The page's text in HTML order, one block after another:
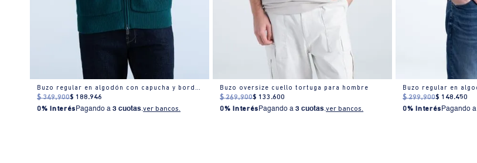
Buzo regular en algodón con capucha y bordado
$ 349.900$ 188.946
0% Interés Pagando a3 cuotas.ver bancos.
Buzo oversize cuello tortuga para hombre
$ 269.900$ 133 .600
0% Interés Pagando a3 cuotas.ver bancos.
Buzo regular en
$ 299.900$ 148.450
0% Interés Pagando